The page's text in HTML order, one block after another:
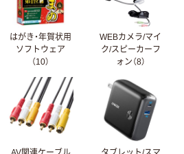
はがき・年賀状用
ソフトウェア
（10）
WEBカメラ/マイ
ク/スピーカーフ
ォン（8）